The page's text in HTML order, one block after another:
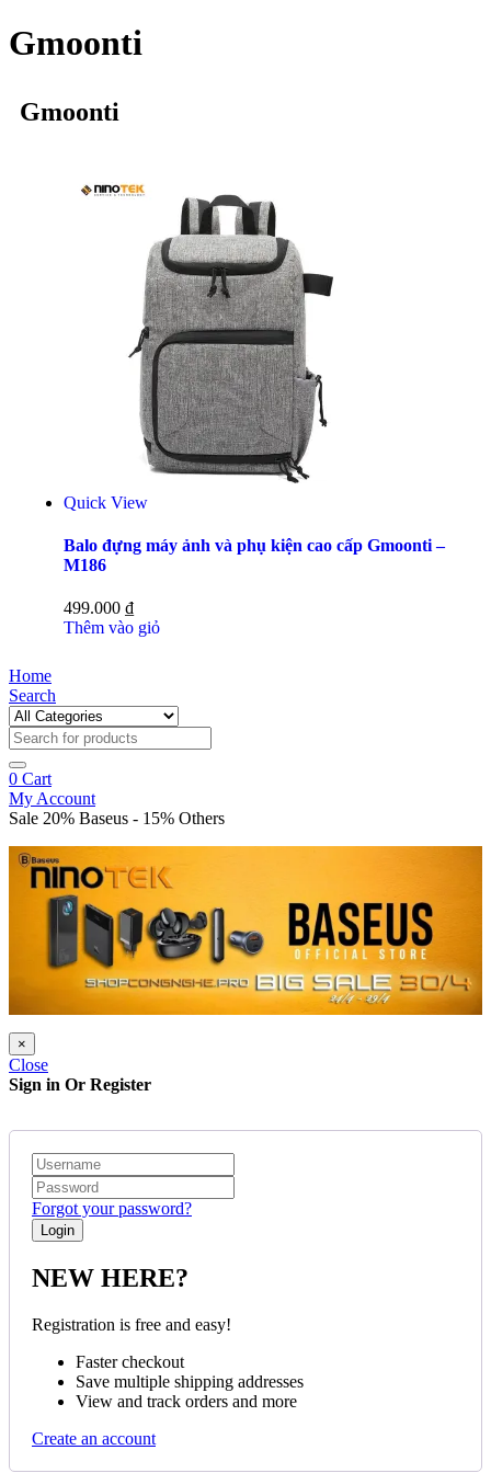
Gmoonti
Gmoonti
Quick View
Balo đựng máy ảnh và phụ kiện cao cấp Gmoonti –
M186
499.000 ₫
Thêm vào giỏ
Home
Search
0 Cart
My Account
Sale 20% Baseus - 15% Others
×
Close
Sign in Or Register
Forgot your password?
NEW HERE?
Registration is free and easy!
Faster checkout
Save multiple shipping addresses
View and track orders and more
Create an account